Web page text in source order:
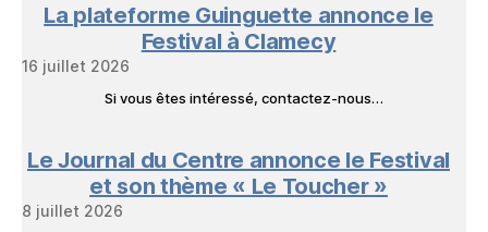
La plateforme Guinguette annonce le
Festival à Clamecy
16 juillet 2026
Si vous êtes intéressé, contactez-nous…
Le Journal du Centre annonce le Festival
et son thème « Le Toucher »
8 juillet 2026